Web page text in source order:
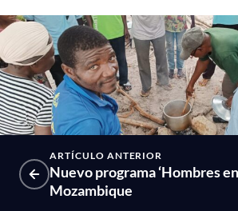
ARTÍCULO ANTERIOR
Nuevo programa ‘Hombres
Mozambique